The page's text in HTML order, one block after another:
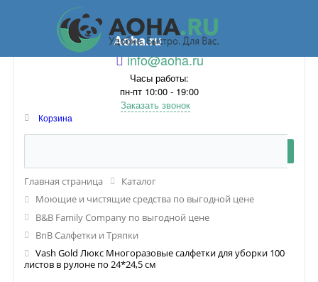
Aoha.ru
info@aoha.ru
Часы работы:
пн-пт 10:00 - 19:00
Заказать звонок
Корзина
Главная страница
Каталог
Моющие и чистящие средства по выгодной цене
B&B Family Company по выгодной цене
BnB Салфетки и Тряпки
Vash Gold Люкс Многоразовые салфетки для уборки 100
листов в рулоне по 24*24,5 см